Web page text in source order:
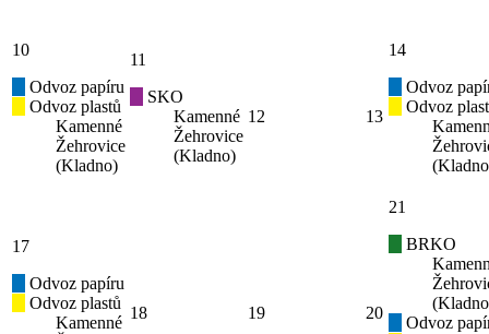
10
Odvoz papíru
Odvoz plastů
Kamenné
Žehrovice
(Kladno)
11
SKO
Kamenné
Žehrovice
(Kladno)
12 13
14
Odvoz
Odvoz
17
Odvoz papíru
Odvoz plastů
Kamenné
18 19 20
21
BRKO
Odvoz